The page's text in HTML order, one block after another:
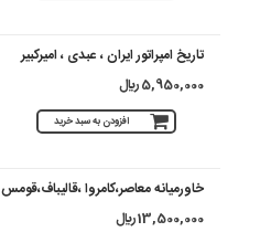
تاریخ امپراتور ایران ، عبدی ، امیرکبیر
5,950,000 ريال
افزودن به سبد خرید
خاورمیانه معاصر،کامروا ،قالیباف،قومس
13,500,000 ريال